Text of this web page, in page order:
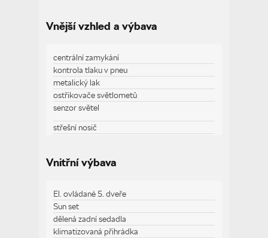
Vnější vzhled a výbava
centrální zamykání
kontrola tlaku v pneu
metalický lak
ostřikovače světlometů
senzor světel
střešní nosič
vyhřívaná zrcátka
Zobrazit více
Vnitřní výbava
El. ovládané 5. dveře
Sun set
dělená zadní sedadla
klimatizovaná přihrádka